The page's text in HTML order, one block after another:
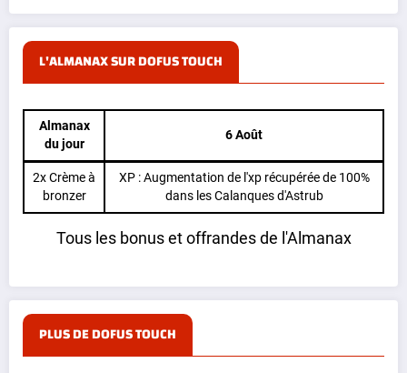
L'ALMANAX SUR DOFUS TOUCH
Almanax
du jour
6 Août
2x Crème à
bronzer
XP : Augmentation de l'xp récupérée de 100%
dans les Calanques d'Astrub
Tous les bonus et offrandes de l'Almanax
PLUS DE DOFUS TOUCH